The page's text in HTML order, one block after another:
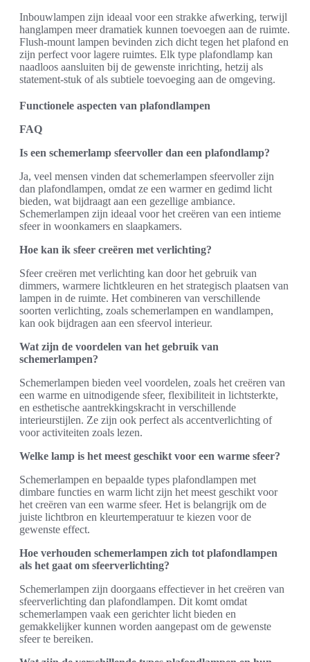
Inbouwlampen zijn ideaal voor een strakke afwerking, terwijl
hanglampen meer dramatiek kunnen toevoegen aan de ruimte.
Flush-mount lampen bevinden zich dicht tegen het plafond en
zijn perfect voor lagere ruimtes. Elk type plafondlamp kan
naadloos aansluiten bij de gewenste inrichting, hetzij als
statement-stuk of als subtiele toevoeging aan de omgeving.
Functionele aspecten van plafondlampen
FAQ
Is een schemerlamp sfeervoller dan een plafondlamp?
Ja, veel mensen vinden dat schemerlampen sfeervoller zijn
dan plafondlampen, omdat ze een warmer en gedimd licht
bieden, wat bijdraagt aan een gezellige ambiance.
Schemerlampen zijn ideaal voor het creëren van een intieme
sfeer in woonkamers en slaapkamers.
Hoe kan ik sfeer creëren met verlichting?
Sfeer creëren met verlichting kan door het gebruik van
dimmers, warmere lichtkleuren en het strategisch plaatsen van
lampen in de ruimte. Het combineren van verschillende
soorten verlichting, zoals schemerlampen en wandlampen,
kan ook bijdragen aan een sfeervol interieur.
Wat zijn de voordelen van het gebruik van
schemerlampen?
Schemerlampen bieden veel voordelen, zoals het creëren van
een warme en uitnodigende sfeer, flexibiliteit in lichtsterkte,
en esthetische aantrekkingskracht in verschillende
interieurstijlen. Ze zijn ook perfect als accentverlichting of
voor activiteiten zoals lezen.
Welke lamp is het meest geschikt voor een warme sfeer?
Schemerlampen en bepaalde types plafondlampen met
dimbare functies en warm licht zijn het meest geschikt voor
het creëren van een warme sfeer. Het is belangrijk om de
juiste lichtbron en kleurtemperatuur te kiezen voor de
gewenste effect.
Hoe verhouden schemerlampen zich tot plafondlampen
als het gaat om sfeerverlichting?
Schemerlampen zijn doorgaans effectiever in het creëren van
sfeerverlichting dan plafondlampen. Dit komt omdat
schemerlampen vaak een gerichter licht bieden en
gemakkelijker kunnen worden aangepast om de gewenste
sfeer te bereiken.